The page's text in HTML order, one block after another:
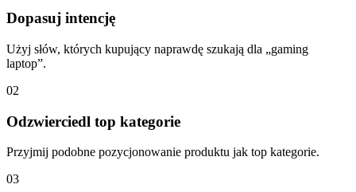
Dopasuj intencję
Użyj słów, których kupujący naprawdę szukają dla „gaming
laptop”.
02
Odzwierciedl top kategorie
Przyjmij podobne pozycjonowanie produktu jak top kategorie.
03